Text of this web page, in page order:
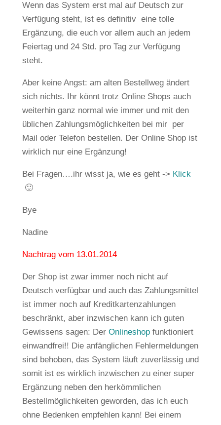
Wenn das System erst mal auf Deutsch zur
Verfügung steht, ist es definitiv eine tolle
Ergänzung, die euch vor allem auch an jedem
Feiertag und 24 Std. pro Tag zur Verfügung
steht.
Aber keine Angst: am alten Bestellweg ändert
sich nichts. Ihr könnt trotz Online Shops auch
weiterhin ganz normal wie immer und mit den
üblichen Zahlungsmöglichkeiten bei mir per
Mail oder Telefon bestellen. Der Online Shop ist
wirklich nur eine Ergänzung!
Bei Fragen….ihr wisst ja, wie es geht -> Klick
🙂
Bye
Nadine
Nachtrag vom 13.01.2014
Der Shop ist zwar immer noch nicht auf
Deutsch verfügbar und auch das Zahlungsmittel
ist immer noch auf Kreditkartenzahlungen
beschränkt, aber inzwischen kann ich guten
Gewissens sagen: Der Onlineshop funktioniert
einwandfrei!! Die anfänglichen Fehlermeldungen
sind behoben, das System läuft zuverlässig und
somit ist es wirklich inzwischen zu einer super
Ergänzung neben den herkömmlichen
Bestellmöglichkeiten geworden, das ich euch
ohne Bedenken empfehlen kann! Bei einem